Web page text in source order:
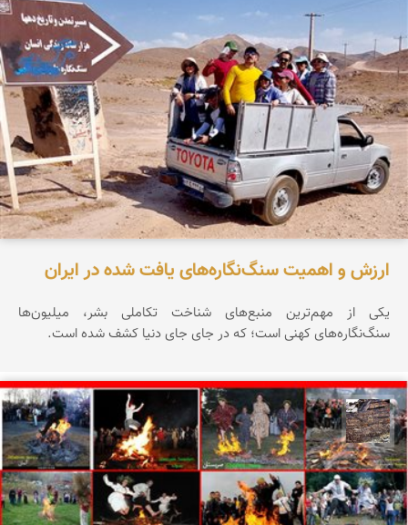
ارزش و اهمیت سنگ‌نگاره‌های یافت شده در ایران
یکی از مهم‌ترین منبع‌های شناخت تکاملی بشر، میلیون‌ها
سنگ‌نگاره‌های کهنی است؛ که در جای جای دنیا کشف شده است.
محمد ناصری فرد